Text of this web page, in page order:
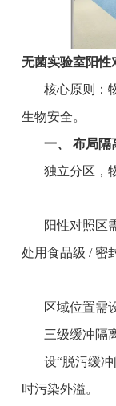
无菌实验室阳性
核心原则：
生物安全。
一、 布局隔
独立分区，
阳性对照区
处用食品级 / 密
区域位置需
三级缓冲隔
设“脱污缓
时污染外溢。